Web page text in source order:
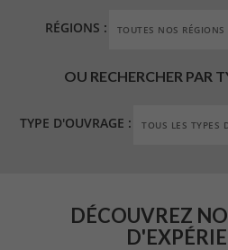
RÉGIONS :
OU RECHERCHER PAR
TYPE D'OUVRAGE :
DÉCOUVREZ